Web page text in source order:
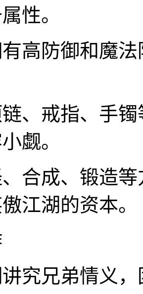
性。
高防御和魔
、戒指、手
觑。
合成、锻造
江湖的资本。
究兄弟情义